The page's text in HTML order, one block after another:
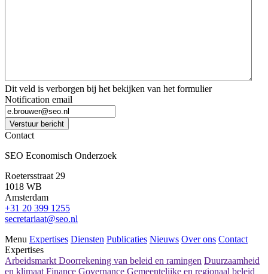
Dit veld is verborgen bij het bekijken van het formulier
Notification email
Verstuur bericht
Contact
SEO Economisch Onderzoek
Roetersstraat 29
1018 WB
Amsterdam
+31 20 399 1255
secretariaat@seo.nl
Menu Expertises Diensten Publicaties Nieuws Over ons Contact
Expertises
Arbeidsmarkt Doorrekening van beleid en ramingen Duurzaamheid
en klimaat Finance Governance Gemeentelijke en regionaal beleid